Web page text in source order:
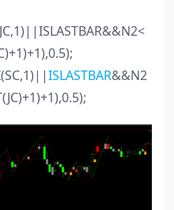
ISLASTBAR&&N2